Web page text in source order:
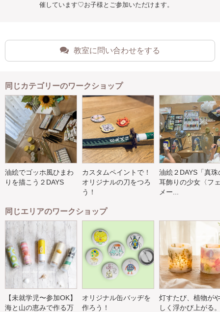
催しています♡お子様とご参加いただけます。
教室に問い合わせをする
同じカテゴリーのワークショップ
油絵でゴッホ風ひまわ
りを描こう２DAYS
カスタムペイントで！
オリジナルの刀をつろ
う！
油絵２DAYS「真珠
耳飾りの少女〈フ
メー...
同じエリアのワークショップ
【未就学児〜参加OK】
海と山の恵みで作る万
オリジナル缶バッヂを
作ろう！
灯すたび、植物が
しく浮かび上がる